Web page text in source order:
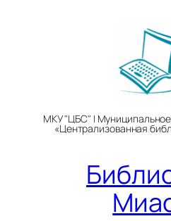
МКУ "ЦБС" |
«Централизованная